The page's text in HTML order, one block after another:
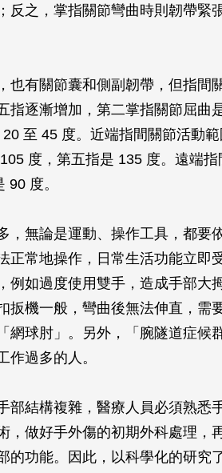
反之，掌指關節彎曲時則韌帶緊
有關節囊和側副韌帶，但指間
指逐漸增加，第二掌指關節屈曲
至 45 度。近端指間關節活動
度，第五指是 135 度。遠端指
度。
，無論是運動、操作工具，都要
正常地操作，日常生活功能立即
例如過度使用雙手，造成手部大
扳機一般，彎曲後無法伸直，需
網球肘」。另外，「腕隧道症候
作過多的人。
部結構複雜，醫療人員必須熟悉
，做好手外傷的初期外科處理，
的功能。因此，以科學化的研究